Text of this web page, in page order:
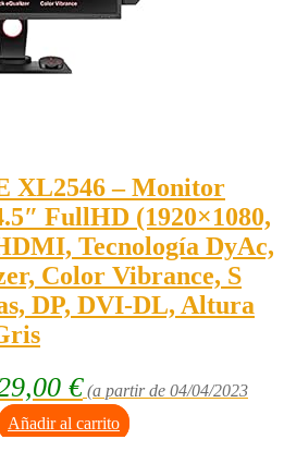
XL2546 – Monitor
FullHD (1920×1080,
Tecnología DyAc,
Color Vibrance, S
DP, DVI-DL, Altura
€ (a partir de 04/04/2023
Añadir al carrito